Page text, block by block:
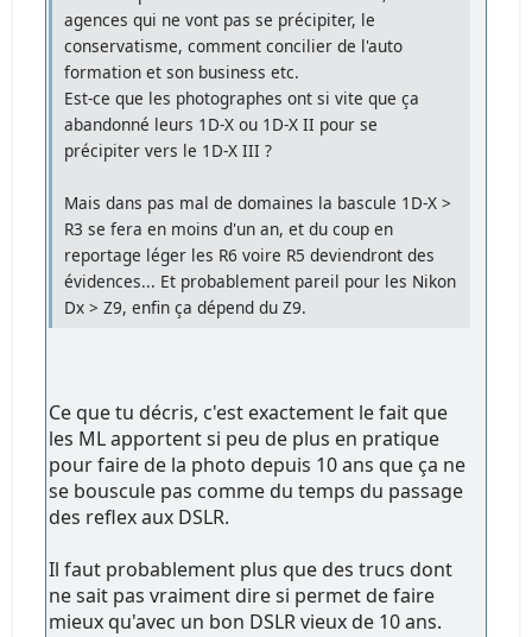
agences qui ne vont pas se précipiter, le
conservatisme, comment concilier de l'auto
formation et son business etc.
Est-ce que les photographes ont si vite que ça
abandonné leurs 1D-X ou 1D-X II pour se
précipiter vers le 1D-X III ?
Mais dans pas mal de domaines la bascule 1D-X >
R3 se fera en moins d'un an, et du coup en
reportage léger les R6 voire R5 deviendront des
évidences... Et probablement pareil pour les Nikon
Dx > Z9, enfin ça dépend du Z9.
Ce que tu décris, c'est exactement le fait que
les ML apportent si peu de plus en pratique
pour faire de la photo depuis 10 ans que ça ne
se bouscule pas comme du temps du passage
des reflex aux DSLR.
Il faut probablement plus que des trucs dont
ne sait pas vraiment dire si permet de faire
mieux qu'avec un bon DSLR vieux de 10 ans.